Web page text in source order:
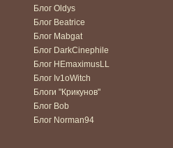
Блог Oldys
Блог Beatrice
Блог Mabgat
Блог DarkCinephile
Блог HEmaximusLL
Блог Iv1oWitch
Блоги "Крикунов"
Блог Bob
Блог Norman94